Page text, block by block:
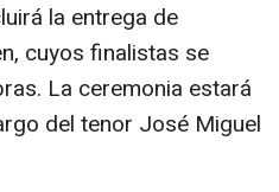
la entrega de
cuyos finalistas se
La ceremonia estará
del tenor José Miguel